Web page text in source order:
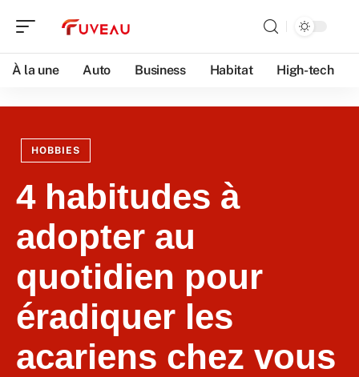
À la une Auto Business Habitat High-tech
HOBBIES
4 habitudes à
adopter au
quotidien pour
éradiquer les
acariens chez vous